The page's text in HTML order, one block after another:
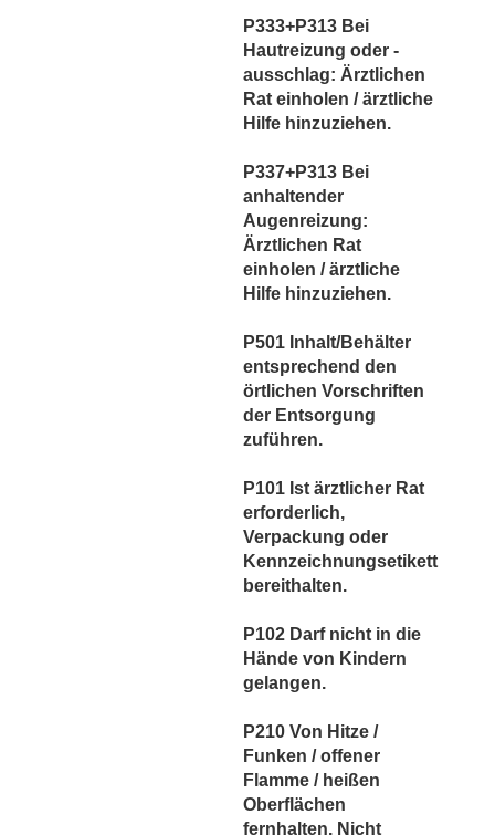
P333+P313 Bei
Hautreizung oder -
ausschlag: Ärztlichen
Rat einholen / ärztliche
Hilfe hinzuziehen.
P337+P313 Bei
anhaltender
Augenreizung:
Ärztlichen Rat
einholen / ärztliche
Hilfe hinzuziehen.
P501 Inhalt/Behälter
entsprechend den
örtlichen Vorschriften
der Entsorgung
zuführen.
P101 Ist ärztlicher Rat
erforderlich,
Verpackung oder
Kennzeichnungsetikett
bereithalten.
P102 Darf nicht in die
Hände von Kindern
gelangen.
P210 Von Hitze /
Funken / offener
Flamme / heißen
Oberflächen
fernhalten. Nicht